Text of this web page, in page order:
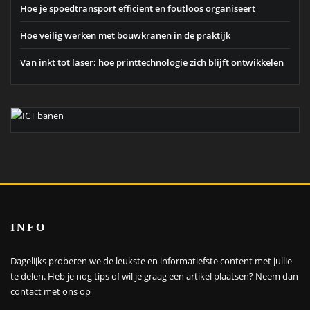
Hoe je spoedtransport efficiënt en foutloos organiseert
Hoe veilig werken met bouwkranen in de praktijk
Van inkt tot laser: hoe printtechnologie zich blijft ontwikkelen
INFO
Dagelijks proberen we de leukste en informatiefste content met jullie
te delen. Heb je nog tips of wil je graag een artikel plaatsen? Neem dan
contact met ons op